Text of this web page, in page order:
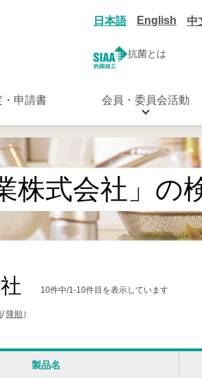
日本語 English 中
抗菌とは
・申請書 会員・委員会活動
株式会社」の
10件中/1-10件目を表示しています
/ 降順）
製品名